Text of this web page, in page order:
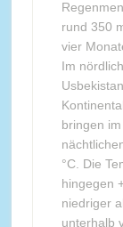
rund 350
vier
Im
bringen
°C. Die
hingegen
niedriger
unterhalb